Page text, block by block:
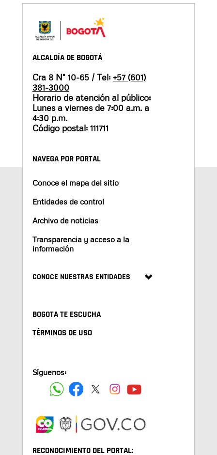
ALCALDÍA DE BOGOTÁ
Cra 8 N° 10-65 / Tel: +57 (601)
381-3000
Horario de atención al público:
Lunes a viernes de 7:00 a.m. a
4:30 p.m.
Código postal: 111711
NAVEGA POR PORTAL
Conoce el mapa del sitio
Entidades de control
Archivo de noticias
Transparencia y acceso a la
información
CONOCE NUESTRAS ENTIDADES
BOGOTA TE ESCUCHA
TÉRMINOS DE USO
Síguenos:
RECONOCIMIENTO DEL PORTAL: